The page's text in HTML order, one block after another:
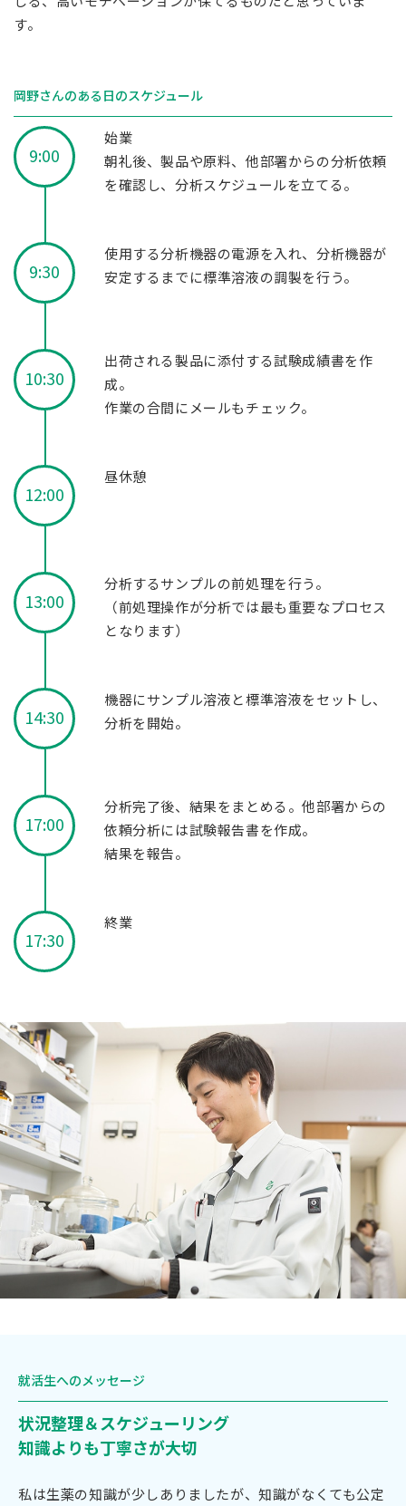
す。
岡野さんのある日のスケジュール
9:00
始業
朝礼後、製品や原料、他部署からの分析依頼
を確認し、分析スケジュールを立てる。
9:30
使用する分析機器の電源を入れ、分析機器が
安定するまでに標準溶液の調製を行う。
10:30
出荷される製品に添付する試験成績書を作
成。
作業の合間にメールもチェック。
12:00
昼休憩
13:00
分析するサンプルの前処理を行う。
（前処理操作が分析では最も重要なプロセス
となります）
14:30
機器にサンプル溶液と標準溶液をセットし、
分析を開始。
17:00
分析完了後、結果をまとめる。他部署からの
依頼分析には試験報告書を作成。
結果を報告。
17:30
終業
就活生へのメッセージ
状況整理＆スケジューリング
知識よりも丁寧さが大切
私は生薬の知識が少しありましたが、知識がなくても公定